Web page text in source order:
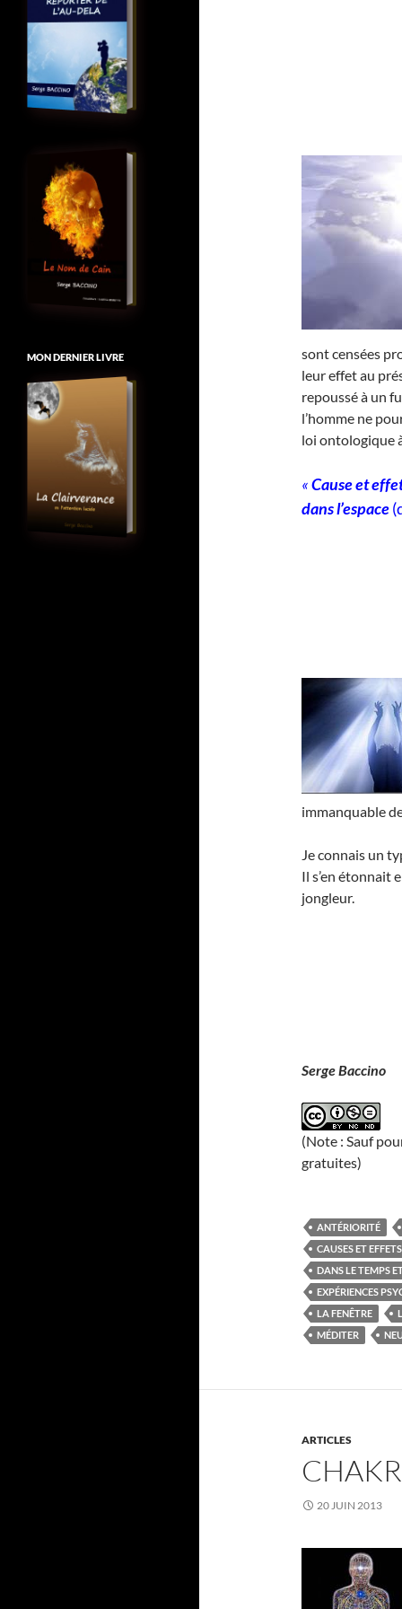
sont censées
leur effet au
repoussé à un
l’homme ne
loi ontologique
«Cause et
dans l’espace
immanquable
Je connais un
Il s’en étonnait
jongleur.
Serge Baccino
(Note : Sauf
gratuites)
ANTÉRIORITÉ
CAUSES ET
DANS LE TEMPS
EXPÉRIENCES
LA FENÊTRE
MÉDITER
ARTICLES
20 JUIN 2013
MON DERNIER LIVRE